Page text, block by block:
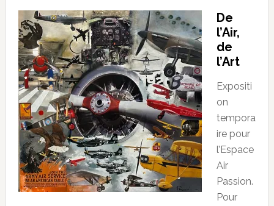
De
l’Air,
de
l’Art
Expositi
on
tempora
ire pour
l’Espace
Air
Passion.
Pour